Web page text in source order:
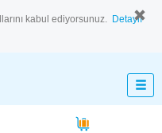
kabul ediyorsunuz. Detaylı